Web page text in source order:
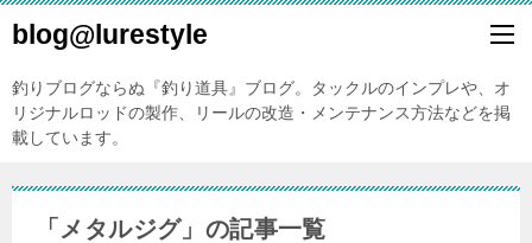
blog@lurestyle
釣りブログならぬ『釣り道具』ブログ。タックルのインプレや、オ
リジナルロッドの製作、リールの改造・メンテナンス方法などを掲
載しています。
「メタルジグ」の記事一覧